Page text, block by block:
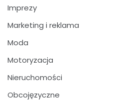
Imprezy
Marketing i reklama
Moda
Motoryzacja
Nieruchomości
Obcojęzyczne